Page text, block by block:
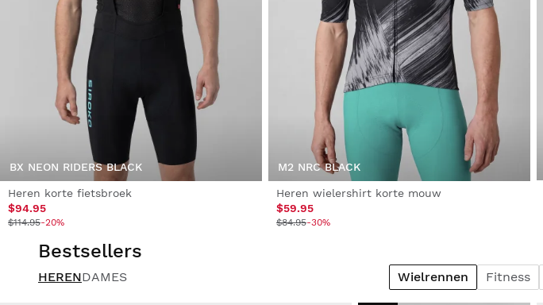
BX NEON RIDERS BLACK
Heren korte fietsbroek
$94.95
$114.95-20%
M2 NRC BLACK
Heren wielershirt korte mouw
$59.95
$84.95-30%
Bestsellers
HERENDAMES Wielrennen Fitness